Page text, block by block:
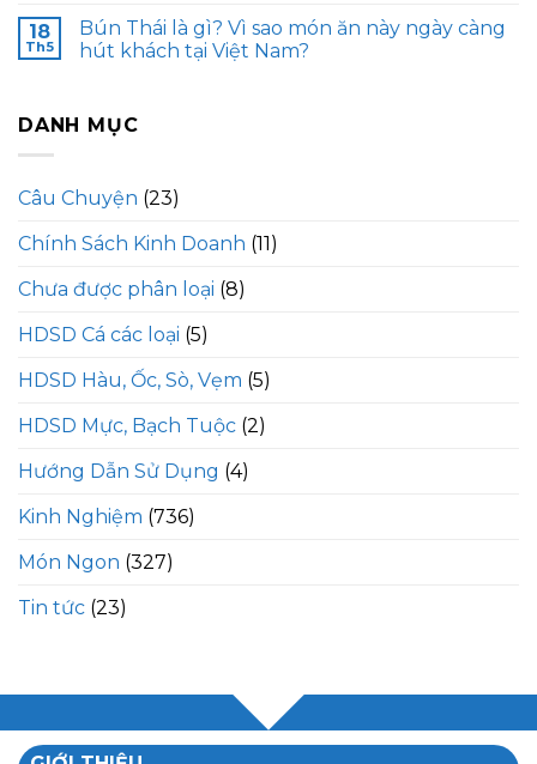
18
Th5
Bún Thái là gì? Vì sao món ăn này ngày càng
hút khách tại Việt Nam?
DANH MỤC
Câu Chuyện (23)
Chính Sách Kinh Doanh (11)
Chưa được phân loại (8)
HDSD Cá các loại (5)
HDSD Hàu, Ốc, Sò, Vẹm (5)
HDSD Mực, Bạch Tuộc (2)
Hướng Dẫn Sử Dụng (4)
Kinh Nghiệm (736)
Món Ngon (327)
Tin tức (23)